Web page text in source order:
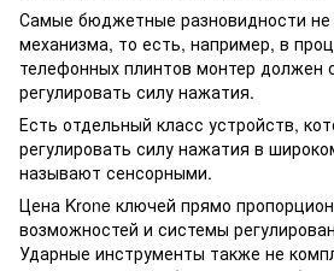
Самые бюджетные разновидности не
механизма, то есть, например, в
телефонных плинтов монтер должен
регулировать силу нажатия.
Есть отдельный класс устройств,
регулировать силу нажатия в
называют сенсорными.
Цена Krone ключей прямо
возможностей и системы
Ударные инструменты также не